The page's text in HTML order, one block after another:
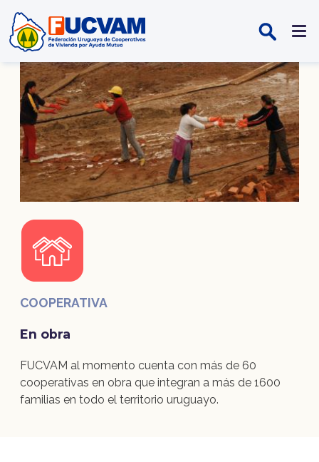
COOPERATIVA
En obra
FUCVAM al momento cuenta con más de 60
cooperativas en obra que integran a más de 1600
familias en todo el territorio uruguayo.